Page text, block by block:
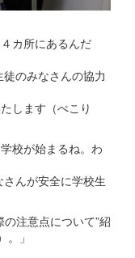
カ所にあるんだ
のみなさんの協力
します（ぺこり
校が始まるね。わ
んが安全に学校生
注意点について”紹
。」